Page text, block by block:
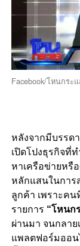
Facebook/โหนกระ
หลังจากมีบรรด
เปิดโปงธุรกิจที่
หาเครือข่ายหรื
หลักแสนในการ
ลูกค้า เพราะค
รายการ “โหนก
ผ่านมา จนกลา
แพลตฟอร์มออน